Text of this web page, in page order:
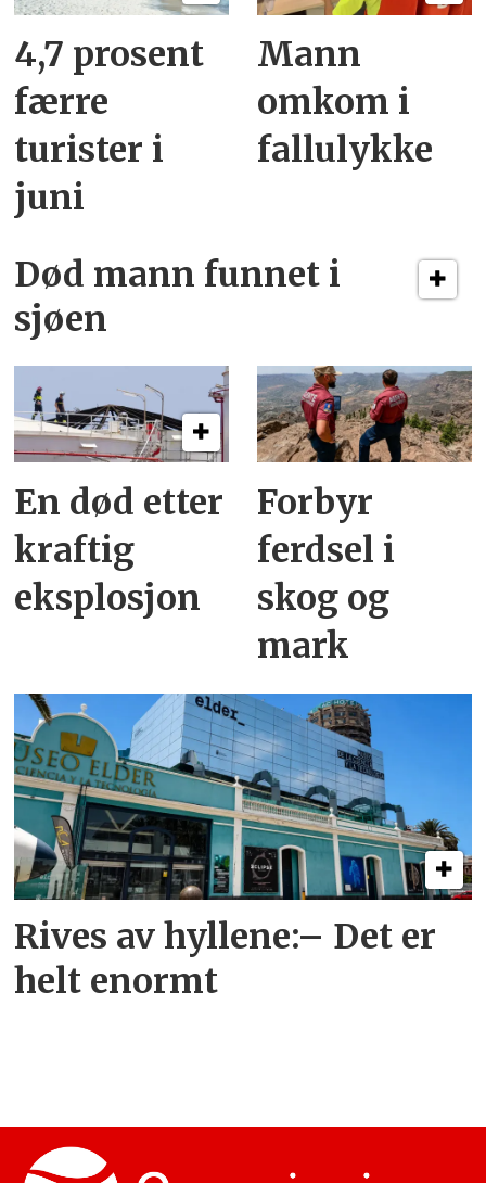
4,7 prosent
færre
turister i
juni
Mann
omkom i
fallulykke
Død mann funnet i
sjøen
En død etter
kraftig
eksplosjon
Forbyr
ferdsel i
skog og
mark
Rives av hyllene:– Det er
helt enormt